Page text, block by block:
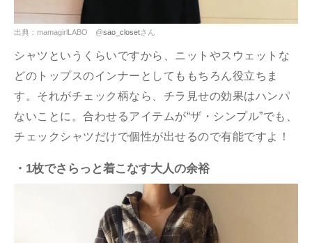
出典：mamagirlLABO @sao_closetさん
シャツというくらいですから、ニットやスウェットな
どのトップスのインナーとしてももちろん役立ちま
す。それがチェック柄なら、チラ見せの効果はハンパ
ないことに。合わせるアイテムが“ザ・シンプル”でも、
チェックシャツだけで個性が出せるので有能ですよ！
・1枚でさらっと着こなす大人の余裕